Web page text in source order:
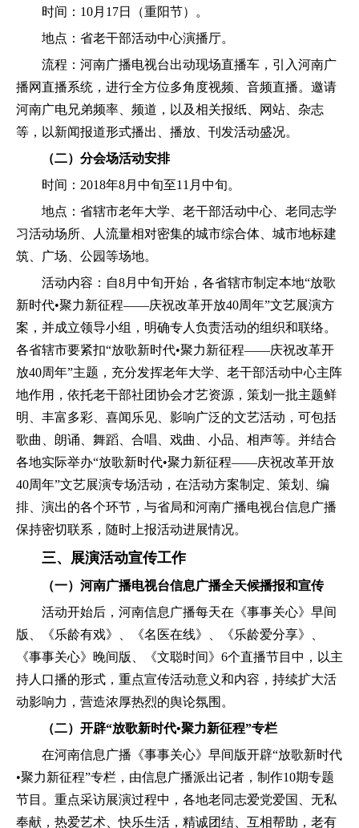
时间：10月17日（重阳节）。
地点：省老干部活动中心演播厅。
流程：河南广播电视台出动现场直播车，引入河南广
播网直播系统，进行全方位多角度视频、音频直播。邀请
河南广电兄弟频率、频道，以及相关报纸、网站、杂志
等，以新闻报道形式播出、播放、刊发活动盛况。
（二）分会场活动安排
时间：2018年8月中旬至11月中旬。
地点：省辖市老年大学、老干部活动中心、老同志学
习活动场所、人流量相对密集的城市综合体、城市地标建
筑、广场、公园等场地。
活动内容：自8月中旬开始，各省辖市制定本地“放歌
新时代•聚力新征程——庆祝改革开放40周年”文艺展演方
案，并成立领导小组，明确专人负责活动的组织和联络。
各省辖市要紧扣“放歌新时代•聚力新征程——庆祝改革开
放40周年”主题，充分发挥老年大学、老干部活动中心主阵
地作用，依托老干部社团协会才艺资源，策划一批主题鲜
明、丰富多彩、喜闻乐见、影响广泛的文艺活动，可包括
歌曲、朗诵、舞蹈、合唱、戏曲、小品、相声等。并结合
各地实际举办“放歌新时代•聚力新征程——庆祝改革开放
40周年”文艺展演专场活动，在活动方案制定、策划、编
排、演出的各个环节，与省局和河南广播电视台信息广播
保持密切联系，随时上报活动进展情况。
三、展演活动宣传工作
（一）河南广播电视台信息广播全天候播报和宣传
活动开始后，河南信息广播每天在《事事关心》早间
版、《乐龄有戏》、《名医在线》、《乐龄爱分享》、
《事事关心》晚间版、《文聪时间》6个直播节目中，以主
持人口播的形式，重点宣传活动意义和内容，持续扩大活
动影响力，营造浓厚热烈的舆论氛围。
（二）开辟“放歌新时代•聚力新征程”专栏
在河南信息广播《事事关心》早间版开辟“放歌新时代
•聚力新征程”专栏，由信息广播派出记者，制作10期专题
节目。重点采访展演过程中，各地老同志爱党爱国、无私
奉献，热爱艺术、快乐生活，精诚团结、互相帮助，老有